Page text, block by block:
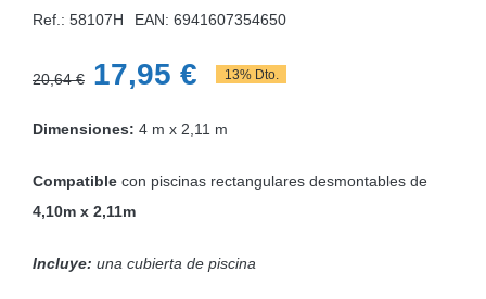
Ref.: 58107H EAN: 6941607354650
20,64€ El
original
era:
20,64 €.
17,95 €El
actual
es:
13% Dto.
Dimensiones: 4 m x 2,11 m
Compatible con piscinas rectangulares desmontables de
4,10m x 2,11m
Incluye: una cubierta de piscina